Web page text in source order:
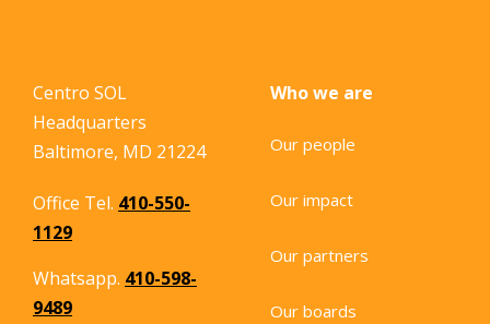
Centro SOL
Headquarters
Baltimore, MD 21224
Office Tel. 410-550-
1129
Whatsapp. 410-598-
9489
Who we are
Our people
Our impact
Our partners
Our boards